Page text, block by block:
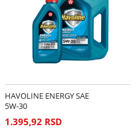
HAVOLINE ENERGY SAE
5W-30
1.395,92 RSD